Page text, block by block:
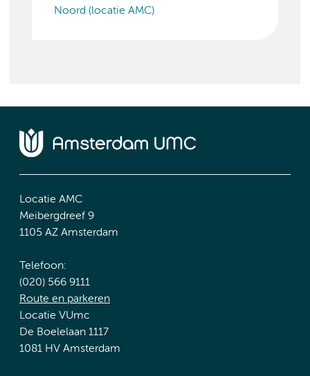
Noord (locatie AMC)
Locatie AMC
Meibergdreef 9
1105 AZ Amsterdam
Telefoon:
(020) 566 9111
Route en parkeren
Locatie VUmc
De Boelelaan 1117
1081 HV Amsterdam